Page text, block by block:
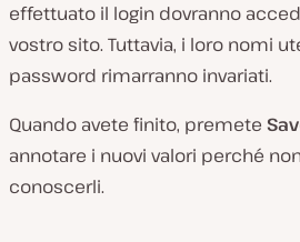
effettuato il login dovranno
vostro sito. Tuttavia, i loro nomi
password rimarranno invariati.
Quando avete finito, premete
annotare i nuovi valori perché
conoscerli.